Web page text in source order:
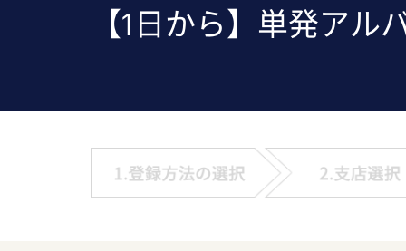
【1日から】単発アル